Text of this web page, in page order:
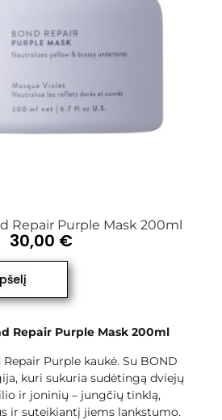
Repair Purple Mask 200ml
Repair Purple Mask 200ml
Purple kaukė. Su BOND
kuri sukuria sudėtingą dviejų
ir joninių – jungčių tinklą,
ir suteikiantį jiems lankstumo.
30,00 €